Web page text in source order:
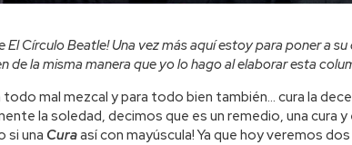
El Círculo Beatle! Una vez más aquí estoy para poner a
de la misma manera que yo lo hago al elaborar esta
todo mal mezcal y para todo bien también… cura la
la soledad, decimos que es un remedio, una cura
si una Curaasí con mayúscula! Ya que hoy veremos